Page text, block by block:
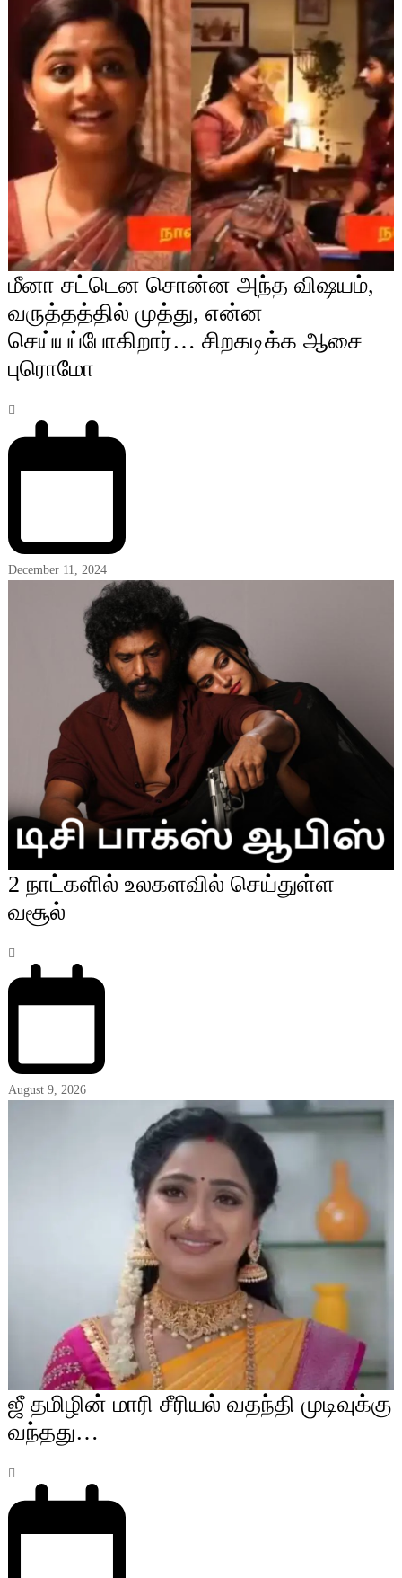
மீனா சட்டென சொன்ன அந்த விஷயம்,
வருத்தத்தில் முத்து, என்ன
செய்யப்போகிறார்… சிறகடிக்க ஆசை
புரொமோ
December 11, 2024
2 நாட்களில் உலகளவில் செய்துள்ள
வசூல்
August 9, 2026
ஜீ தமிழின் மாரி சீரியல் வதந்தி முடிவுக்கு
வந்தது…